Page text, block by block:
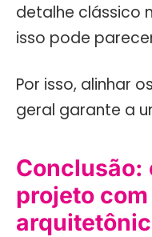
detalhe clássico
isso pode
Por isso, alinhar
geral garante a
Conclusão:
projeto